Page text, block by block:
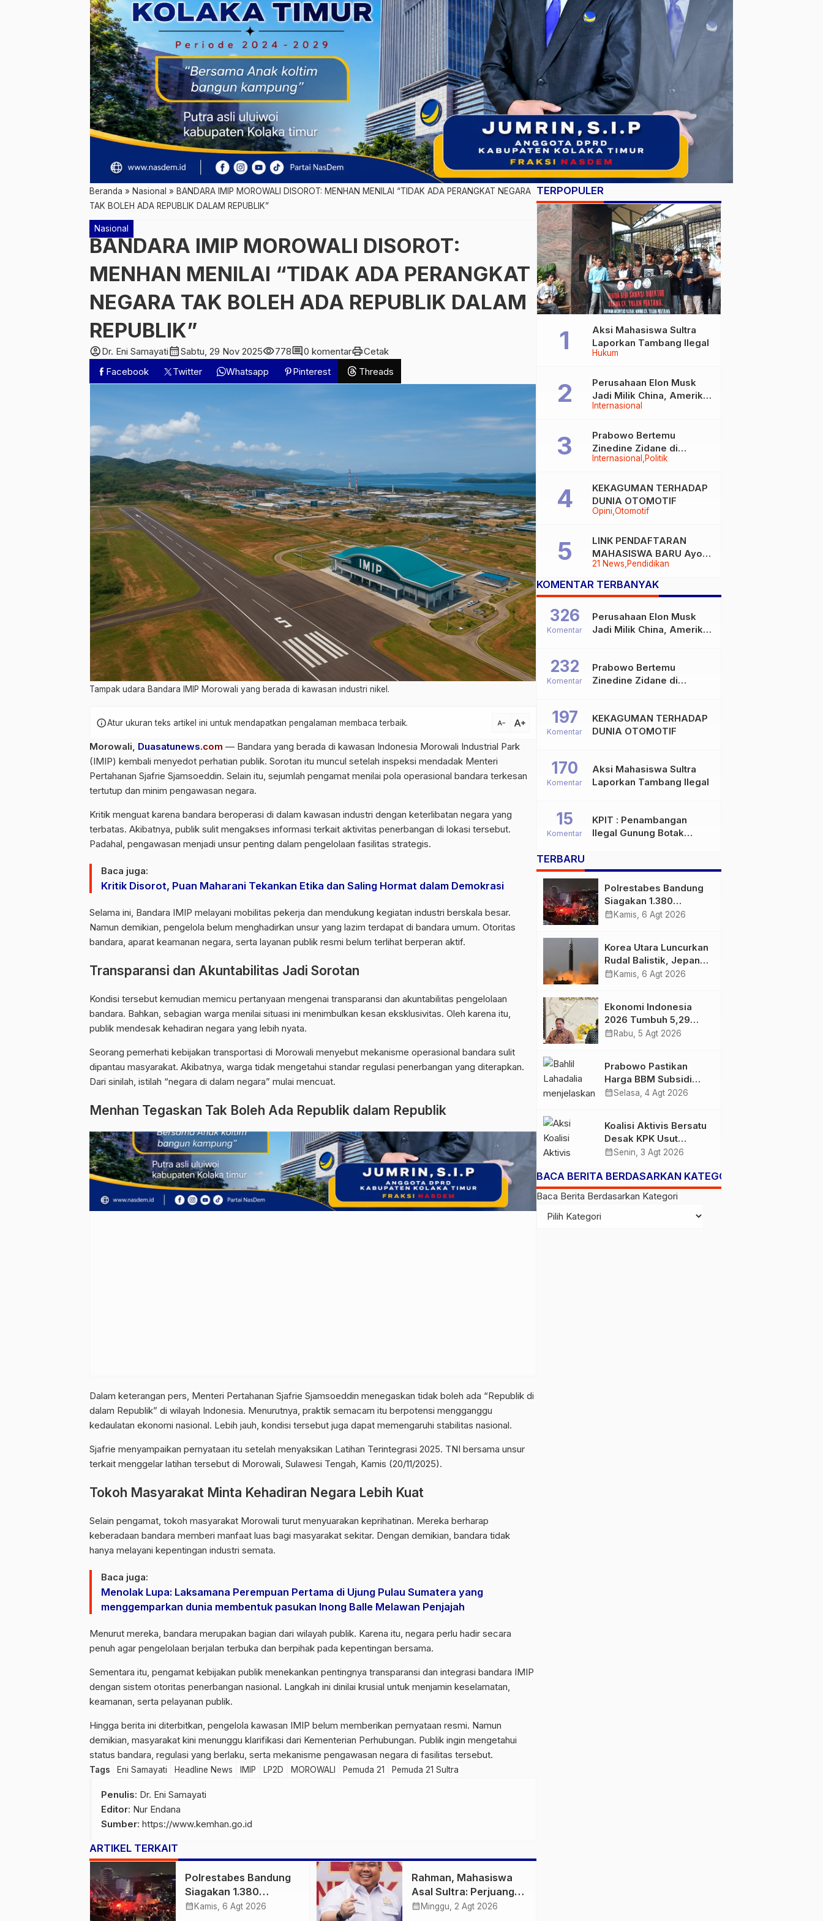
Beranda » Nasional » BANDARA IMIP MOROWALI DISOROT: MENHAN MENILAI “TIDAK ADA PERANGKAT NEGARA
TAK BOLEH ADA REPUBLIK DALAM REPUBLIK”
Nasional
BANDARA IMIP MOROWALI DISOROT:
MENHAN MENILAI “TIDAK ADA PERANGKAT
NEGARA TAK BOLEH ADA REPUBLIK DALAM
REPUBLIK”
account_circleDr. Eni Samayaticalendar_monthSabtu, 29 Nov 2025visibility778comment0 komentarprintCetak
Facebook
Twitter Whatsapp Pinterest Threads
Tampak udara Bandara IMIP Morowali yang berada di kawasan industri nikel.
infoAtur ukuran teks artikel ini untuk mendapatkan pengalaman membaca terbaik. text_decrease text_increase
Morowali, Duasatunews.com — Bandara yang berada di kawasan Indonesia Morowali Industrial Park
(IMIP) kembali menyedot perhatian publik. Sorotan itu muncul setelah inspeksi mendadak Menteri
Pertahanan Sjafrie Sjamsoeddin. Selain itu, sejumlah pengamat menilai pola operasional bandara terkesan
tertutup dan minim pengawasan negara.
Kritik menguat karena bandara beroperasi di dalam kawasan industri dengan keterlibatan negara yang
terbatas. Akibatnya, publik sulit mengakses informasi terkait aktivitas penerbangan di lokasi tersebut.
Padahal, pengawasan menjadi unsur penting dalam pengelolaan fasilitas strategis.
Baca juga:
Kritik Disorot, Puan Maharani Tekankan Etika dan Saling Hormat dalam Demokrasi
Selama ini, Bandara IMIP melayani mobilitas pekerja dan mendukung kegiatan industri berskala besar.
Namun demikian, pengelola belum menghadirkan unsur yang lazim terdapat di bandara umum. Otoritas
bandara, aparat keamanan negara, serta layanan publik resmi belum terlihat berperan aktif.
Transparansi dan Akuntabilitas Jadi Sorotan
Kondisi tersebut kemudian memicu pertanyaan mengenai transparansi dan akuntabilitas pengelolaan
bandara. Bahkan, sebagian warga menilai situasi ini menimbulkan kesan eksklusivitas. Oleh karena itu,
publik mendesak kehadiran negara yang lebih nyata.
Seorang pemerhati kebijakan transportasi di Morowali menyebut mekanisme operasional bandara sulit
dipantau masyarakat. Akibatnya, warga tidak mengetahui standar regulasi penerbangan yang diterapkan.
Dari sinilah, istilah “negara di dalam negara” mulai mencuat.
Menhan Tegaskan Tak Boleh Ada Republik dalam Republik
Dalam keterangan pers, Menteri Pertahanan Sjafrie Sjamsoeddin menegaskan tidak boleh ada “Republik di
dalam Republik” di wilayah Indonesia. Menurutnya, praktik semacam itu berpotensi mengganggu
kedaulatan ekonomi nasional. Lebih jauh, kondisi tersebut juga dapat memengaruhi stabilitas nasional.
Sjafrie menyampaikan pernyataan itu setelah menyaksikan Latihan Terintegrasi 2025. TNI bersama unsur
terkait menggelar latihan tersebut di Morowali, Sulawesi Tengah, Kamis (20/11/2025).
Tokoh Masyarakat Minta Kehadiran Negara Lebih Kuat
Selain pengamat, tokoh masyarakat Morowali turut menyuarakan keprihatinan. Mereka berharap
keberadaan bandara memberi manfaat luas bagi masyarakat sekitar. Dengan demikian, bandara tidak
hanya melayani kepentingan industri semata.
Baca juga:
Menolak Lupa: Laksamana Perempuan Pertama di Ujung Pulau Sumatera yang
menggemparkan dunia membentuk pasukan Inong Balle Melawan Penjajah
Menurut mereka, bandara merupakan bagian dari wilayah publik. Karena itu, negara perlu hadir secara
penuh agar pengelolaan berjalan terbuka dan berpihak pada kepentingan bersama.
Sementara itu, pengamat kebijakan publik menekankan pentingnya transparansi dan integrasi bandara IMIP
dengan sistem otoritas penerbangan nasional. Langkah ini dinilai krusial untuk menjamin keselamatan,
keamanan, serta pelayanan publik.
Hingga berita ini diterbitkan, pengelola kawasan IMIP belum memberikan pernyataan resmi. Namun
demikian, masyarakat kini menunggu klarifikasi dari Kementerian Perhubungan. Publik ingin mengetahui
status bandara, regulasi yang berlaku, serta mekanisme pengawasan negara di fasilitas tersebut.
Tags Eni Samayati Headline News IMIP LP2D MOROWALI Pemuda 21 Pemuda 21 Sultra
Penulis: Dr. Eni Samayati
Editor: Nur Endana
Sumber: https://www.kemhan.go.id
ARTIKEL TERKAIT
Polrestabes Bandung
Siagakan 1.380
Personel Antisipasi
calendar_month Kamis, 6 Agt 2026
Rahman, Mahasiswa
Asal Sultra: Perjuangan
Anton Timbang
calendar_month Minggu, 2 Agt 2026
TERPOPULER
Hukum
Aksi Mahasiswa Sultra
Laporkan Tambang Ilegal
Internasional
Perusahaan Elon Musk
Jadi Milik China, Amerika
Ketar-ketir
Internasional Politik
Prabowo Bertemu
Zinedine Zidane di
Davos, Momen Hangat di
Opini Otomotif
KEKAGUMAN TERHADAP
DUNIA OTOMOTIF
21 News Pendidikan
LINK PENDAFTARAN
MAHASISWA BARU Ayoo
Buruan
KOMENTAR TERBANYAK
Perusahaan Elon Musk
Jadi Milik China, Amerika
326
Komentar
Prabowo Bertemu
Zinedine Zidane di
232
Komentar
KEKAGUMAN TERHADAP
DUNIA OTOMOTIF
197
Komentar
Aksi Mahasiswa Sultra
Laporkan Tambang Ilegal
170
Komentar
KPIT : Penambangan
Ilegal Gunung Botak
Serius terhadap Masa
Depan Pulau Buru
15
Komentar
TERBARU
Polrestabes Bandung
Siagakan 1.380
Personel Antisipasi
calendar_month Kamis, 6 Agt 2026
Korea Utara Luncurkan
Rudal Balistik, Jepang
Pastikan Wilayahnya
calendar_month Kamis, 6 Agt 2026
Ekonomi Indonesia
2026 Tumbuh 5,29
Persen, Airlangga
Global
calendar_month Rabu, 5 Agt 2026
Prabowo Pastikan
Harga BBM Subsidi
Tetap, BBM Non-
calendar_monthSelasa, 4 Agt 2026
Koalisi Aktivis Bersatu
Desak KPK Usut
Dugaan Kolusi Proyek
Sejumlah Pejabat dan
PT Arafah Alam
Sejahtera Diminta
calendar_monthSenin, 3 Agt 2026
BACA BERITA BERDASARKAN KATEGORI
Baca Berita Berdasarkan Kategori